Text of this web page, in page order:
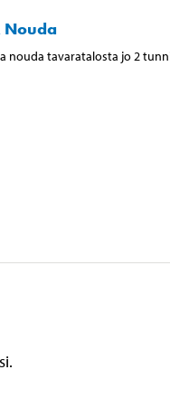
Nouda
nouda tavaratalosta jo 2